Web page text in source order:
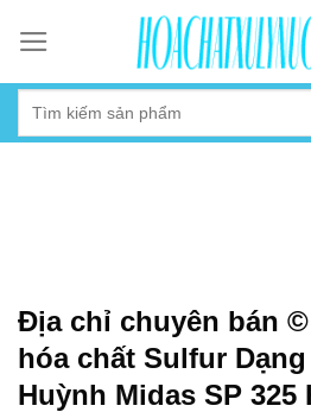
content
Địa chỉ chuyên bán
hóa chất Sulfur
Huỳnh Midas SP 325